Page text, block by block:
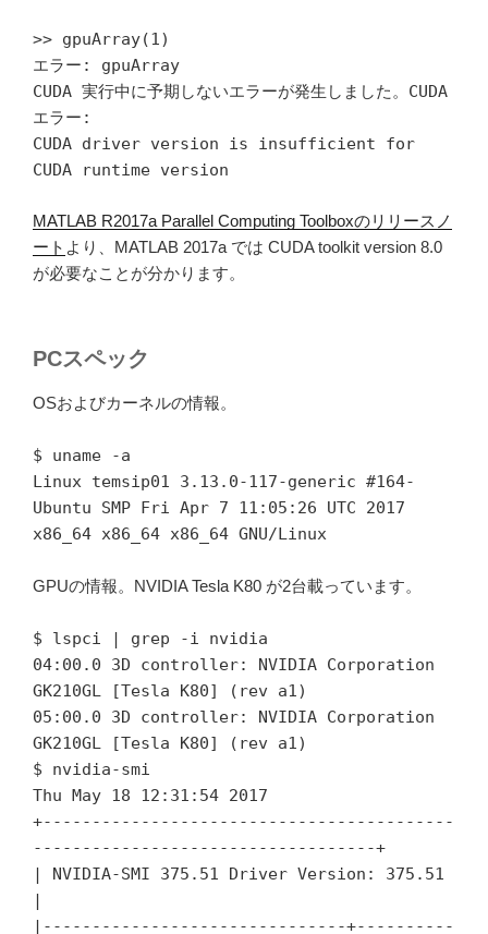
>> gpuArray(1)
エラー: gpuArray
CUDA 実行中に予期しないエラーが発生しました。CUDA
エラー:
CUDA driver version is insufficient for
CUDA runtime version
MATLAB R2017a Parallel Computing Toolboxのリリースノ
ート より、MATLAB 2017a では CUDA toolkit version 8.0
が必要なことが分かります。
PCスペック
OSおよびカーネルの情報。
$ uname -a
Linux temsip01 3.13.0-117-generic #164-
Ubuntu SMP Fri Apr 7 11:05:26 UTC 2017
x86_64 x86_64 x86_64 GNU/Linux
GPUの情報。NVIDIA Tesla K80 が2台載っています。
$ lspci | grep -i nvidia
04:00.0 3D controller: NVIDIA Corporation
GK210GL [Tesla K80] (rev a1)
05:00.0 3D controller: NVIDIA Corporation
GK210GL [Tesla K80] (rev a1)
$ nvidia-smi
Thu May 18 12:31:54 2017
+------------------------------------------
-----------------------------------+
| NVIDIA-SMI 375.51 Driver Version: 375.51
|-------------------------------+----------